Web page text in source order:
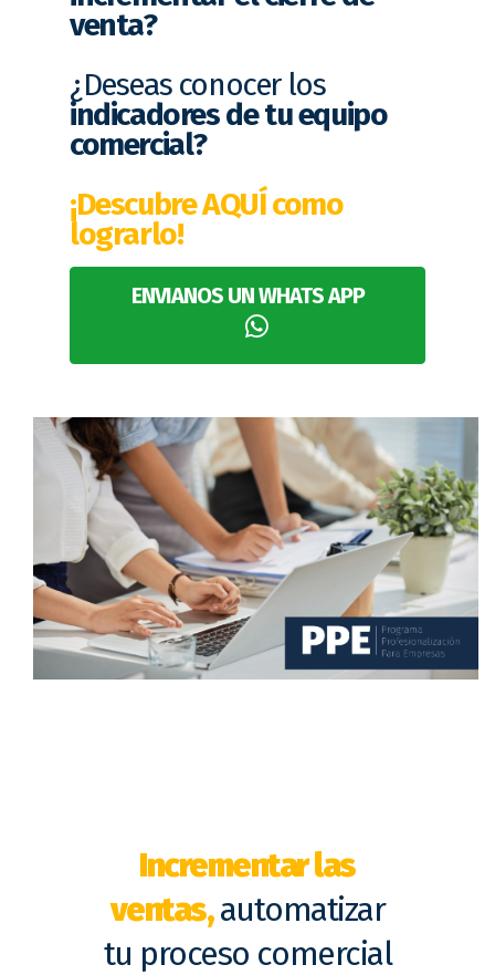
venta?
¿Deseas conocer los
indicadores de tu equipo
comercial?
¡Descubre AQUÍ como
lograrlo!
ENVIANOS UN WHATS APP
Incrementar las
ventas,automatizar
tu proceso comercial